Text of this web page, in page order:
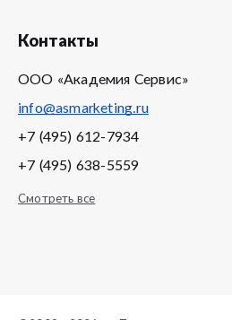
Контакты
ООО «Академия Сервис»
info@asmarketing.ru
+7 (495) 612-7934
+7 (495) 638-5559
Смотреть все